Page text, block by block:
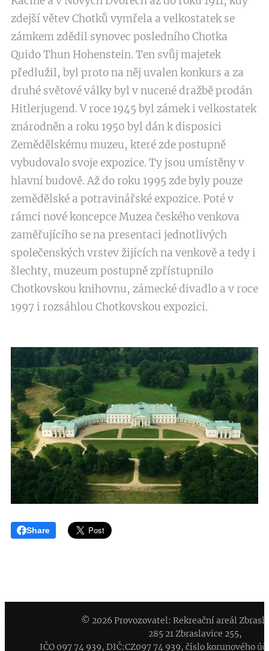
zdejší větev Chotků vymřela a velkostatek se
zámkem zdědil synovec posledního Chotka
Quido Thun Hohenstein. Ten svůj majetek
předlužil, byl proto na něj uvalen konkurs a za
druhé světové války byl v nucené dražbě prodán
Hitlerjugend. V roce 1945 byl zámek i velkostatek
znárodněn a roku 1950 byl dán k disposici
Zemědělskému muzeu, které zde postupně
vybudovalo svoje expozice. Ty jsou umístěny v
hlavní budově. Až do roku 1995 zde byly pouze
zemědělské a potravinářské expozice. Poté v
rámci nové koncepce Muzea českého venkova
zaměřujícího se na presentaci jednotlivých
společenských vrstev žijících na venkově a tedy i
šlechty, muzeum postupně zpřístupnilo
Chotkovskou knihovnu, zámecké divadlo a v roce
1997 i rozsáhlou Chotkovskou expozici.
Share
© 2026 Provozovatel: Rekreační areál
285 21 Zbraslavice 255,
IČO097 74 939, DIČ:CZ097 74 939, číslo korunového